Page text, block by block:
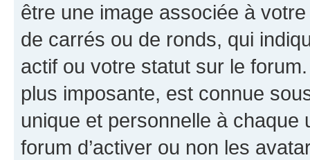
être une image associée à
de carrés ou de ronds, qui
actif ou votre statut sur le
plus imposante, est connue
unique et personnelle à chaque
forum d’activer ou non les